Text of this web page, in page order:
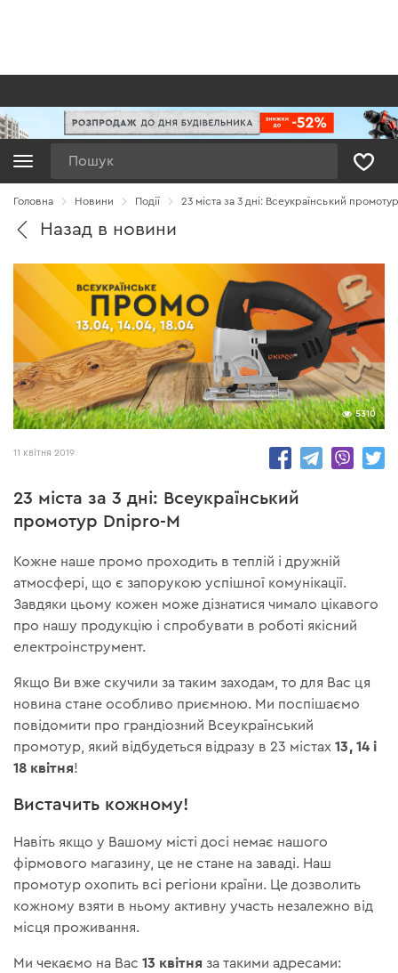
Головна Новини Події 23 міста за 3 дні: Всеукраїнський
Назад в новини
5310
11 квітня 2019
23 міста за 3 дні: Всеукраїнський
промотур Dnipro-M
Кожне наше промо проходить в теплій і дружній
атмосфері, що є запорукою успішної комунікації.
Завдяки цьому кожен може дізнатися чимало цікавого
про нашу продукцію і спробувати в роботі якісний
електроінструмент.
Якщо Ви вже скучили за таким заходам, то для Вас ця
новина стане особливо приємною. Ми поспішаємо
повідомити про грандіозний Всеукраїнський
промотур, який відбудеться відразу в 23 містах13, 14 і
18 квітня!
Вистачить кожному!
Навіть якщо у Вашому місті досі немає нашого
фірмового магазину, це не стане на заваді. Наш
промотур охопить всі регіони країни. Це дозволить
кожному взяти в ньому активну участь незалежно від
місця проживання.
Ми чекаємо на Вас13 квітня за такими адресами: